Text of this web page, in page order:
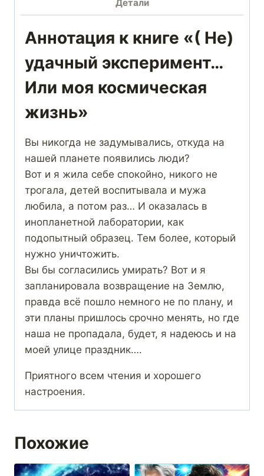
Детали
Аннотация к книге «( Не)
удачный эксперимент…
Или моя космическая
жизнь»
Вы никогда не задумывались, откуда на
нашей планете появились люди?
Вот и я жила себе спокойно, никого не
трогала, детей воспитывала и мужа
любила, а потом раз… И оказалась в
инопланетной лаборатории, как
подопытный образец. Тем более, который
нужно уничтожить.
Вы бы согласились умирать? Вот и я
запланировала возвращение на Землю,
правда всё пошло немного не по плану, и
эти планы пришлось срочно менять, но где
наша не пропадала, будет, я надеюсь и на
моей улице праздник….
Приятного всем чтения и хорошего
настроения.
Похожие